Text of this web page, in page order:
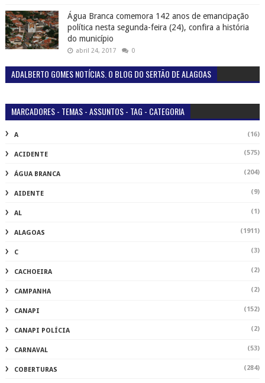
Água Branca comemora 142 anos de emancipação
política nesta segunda-feira (24), confira a história
do município
abril 24, 2017 0
ADALBERTO GOMES NOTÍCIAS. O BLOG DO SERTÃO DE ALAGOAS
MARCADORES - TEMAS - ASSUNTOS - TAG - CATEGORIA
A (16)
ACIDENTE (575)
ÁGUA BRANCA (204)
AIDENTE (9)
AL (1)
ALAGOAS (1911)
C (3)
CACHOEIRA (2)
CAMPANHA (2)
CANAPI (152)
CANAPI POLÍCIA (2)
CARNAVAL (53)
COBERTURAS (284)